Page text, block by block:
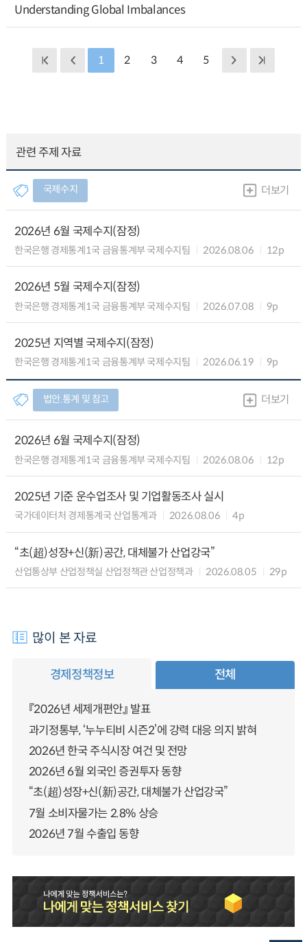
Understanding Global Imbalances
1 2 3 4 5
관련 주제 자료
국제수지 더보기
2026년 6월 국제수지(잠정)
한국은행 경제통계1국 금융통계부 국제수지팀 2026.08.06 12p
2026년 5월 국제수지(잠정)
한국은행 경제통계1국 금융통계부 국제수지팀 2026.07.08 9p
2025년 지역별 국제수지(잠정)
한국은행 경제통계1국 금융통계부 국제수지팀 2026.06.19 9p
법안.통계 및 참고 더보기
2026년 6월 국제수지(잠정)
한국은행 경제통계1국 금융통계부 국제수지팀 2026.08.06 12p
2025년 기준 운수업조사 및 기업활동조사 실시
국가데이터처 경제통계국 산업통계과 2026.08.06 4p
“초(超)성장+신(新)공간, 대체불가 산업강국”
산업통상부 산업정책실 산업정책관 산업정책과 2026.08.05 29p
많이 본 자료
경제정책정보 전체
『2026년 세제개편안』 발표
과기정통부, ‘누누티비 시즌2’에 강력 대응 의지 밝혀
2026년 한국 주식시장 여건 및 전망
2026년 6월 외국인 증권투자 동향
“초(超)성장+신(新)공간, 대체불가 산업강국”
7월 소비자물가는 2.8% 상승
2026년 7월 수출입 동향